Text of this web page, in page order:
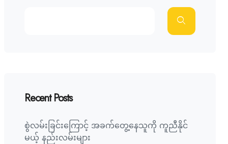
Recent Posts
စွဲလမ်းခြင်းကြောင့် အခက်တွေ့နေသူကို ကူညီနိုင်
မယ့် နည်းလမ်းများ